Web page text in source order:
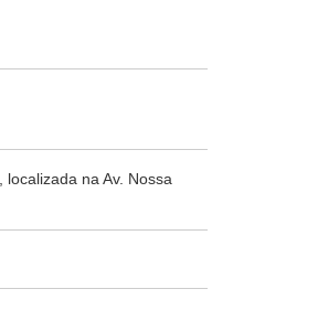
, localizada na Av. Nossa